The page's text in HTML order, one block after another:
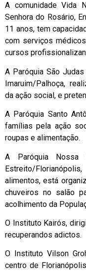
A comunidade Vida
Senhora do Rosário,
11 anos, tem
com serviços
cursos
A Paróquia São
Imaruim/Palhoça,
da ação social, e
A Paróquia Santo
famílias pela ação
roupas e alimentação.
A Paróquia Nossa
Estreito/
alimentos, está
chuveiros no salão
acolhimento da
O Instituto Kairós,
recuperandos adictos.
O Instituto Vilson
centro de